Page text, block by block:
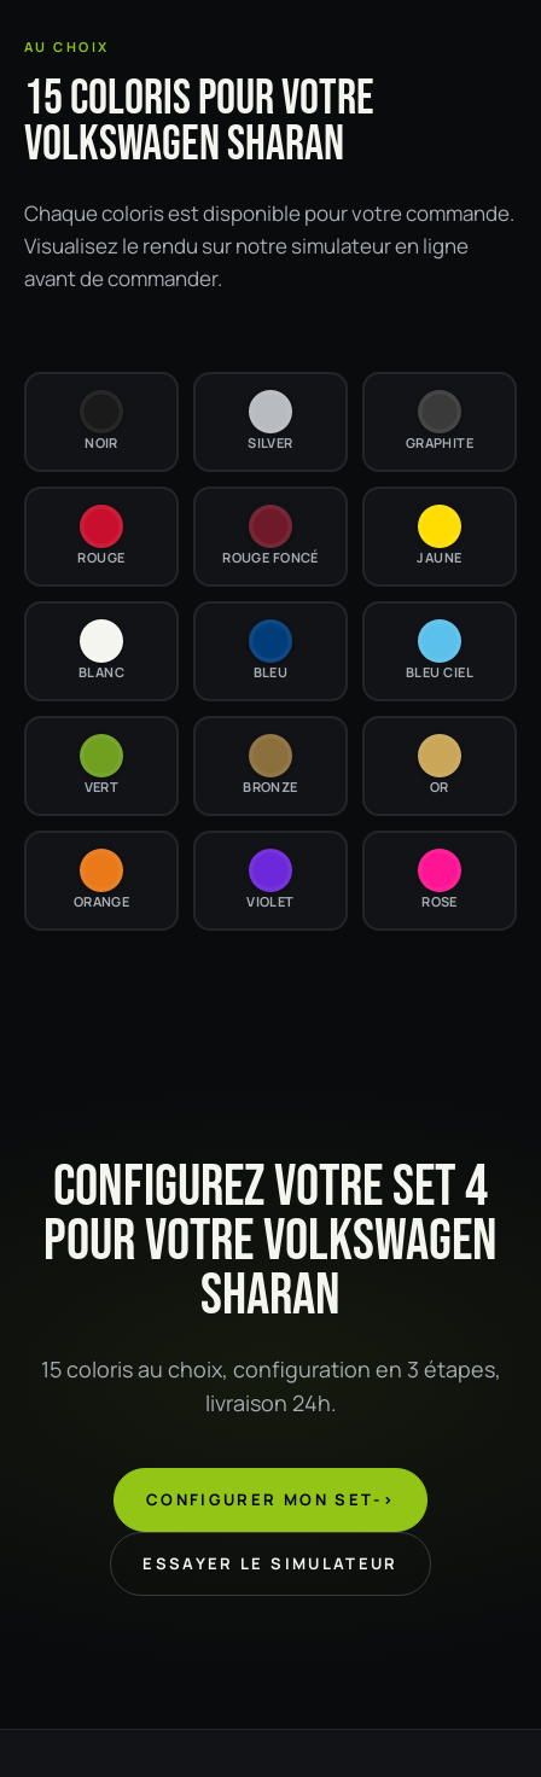
AU CHOIX
15 COLORIS POUR VOTRE
VOLKSWAGEN SHARAN
Chaque coloris est disponible pour votre commande.
Visualisez le rendu sur notre simulateur en ligne
avant de commander.
NOIR SILVER GRAPHITE
ROUGE ROUGE FONCÉ JAUNE
BLANC BLEU BLEU CIEL
VERT BRONZE OR
ORANGE VIOLET ROSE
CONFIGUREZ VOTRE SET 4
POUR VOTRE VOLKSWAGEN
SHARAN
15 coloris au choix, configuration en 3 étapes,
livraison 24h.
CONFIGURER MON SET->
ESSAYER LE SIMULATEUR